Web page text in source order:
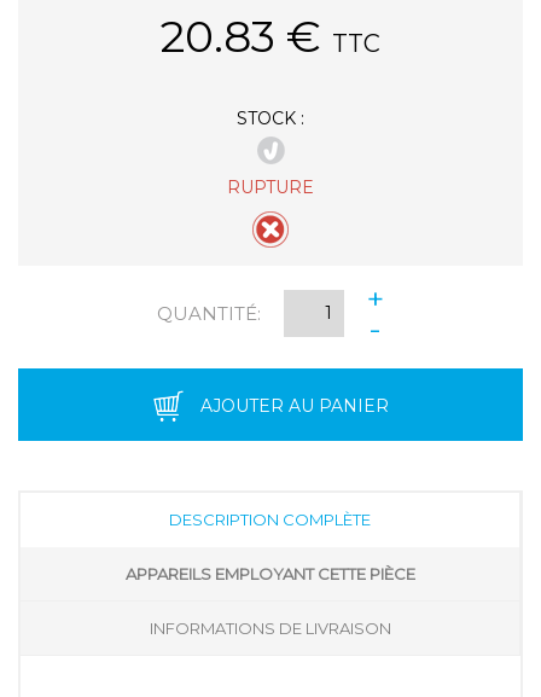
20.83 € TTC
STOCK :
RUPTURE
QUANTITÉ:
+
-
AJOUTER AU PANIER
DESCRIPTION COMPLÈTE
APPAREILS EMPLOYANT CETTE PIÈCE
INFORMATIONS DE LIVRAISON